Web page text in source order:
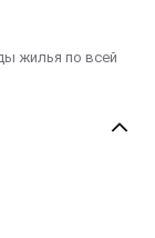
жилья по всей